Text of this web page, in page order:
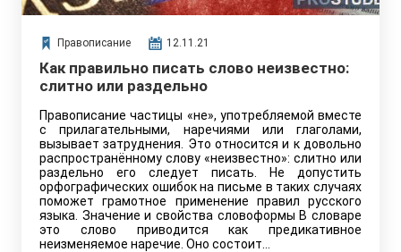
Правописание 12.11.21
Как правильно писать слово неизвестно:
слитно или раздельно
Правописание частицы «не», употребляемой вместе
с прилагательными, наречиями или глаголами,
вызывает затруднения. Это относится и к довольно
распространённому слову «неизвестно»: слитно или
раздельно его следует писать. Не допустить
орфографических ошибок на письме в таких случаях
поможет грамотное применение правил русского
языка. Значение и свойства словоформы В словаре
это слово приводится как предикативное
неизменяемое наречие. Оно состоит…